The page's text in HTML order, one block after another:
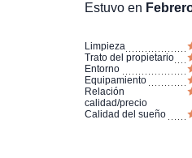
Estuvo en
Limpieza
Trato del propietario
Entorno
Equipamiento
Relación
calidad/precio
Calidad del sueño